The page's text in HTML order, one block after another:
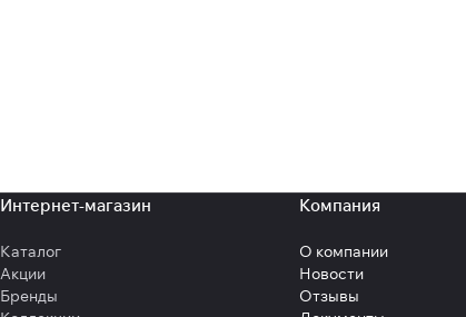
Интернет-магазин
Каталог
Акции
Бренды
Компания
О компании
Новости
Отзывы